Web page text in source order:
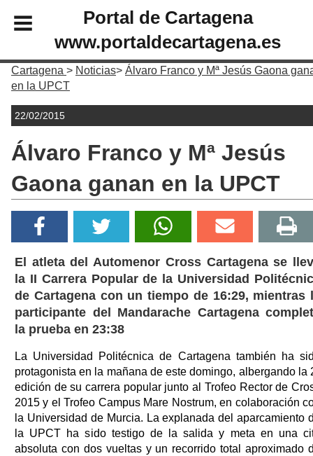
Portal de Cartagena
www.portaldecartagena.es
Cartagena Noticias
Álvaro Franco y Mª Jesús Gaona
en la UPCT
22/02/2015
Álvaro Franco y Mª Jesús
Gaona ganan en la UPCT
El atleta del Automenor Cross Cartagena se
la II Carrera Popular de la Universidad
de Cartagena con un tiempo de 16:29, mientras
participante del Mandarache Cartagena
la prueba en 23:38
La Universidad Politécnica de Cartagena también ha
protagonista en la mañana de este domingo, albergando la
edición de su carrera popular junto al Trofeo Rector de
2015 y el Trofeo Campus Mare Nostrum, en colaboración
la Universidad de Murcia. La explanada del aparcamiento
la UPCT ha sido testigo de la salida y meta en una
absoluta con dos vueltas y un recorrido total aproximado